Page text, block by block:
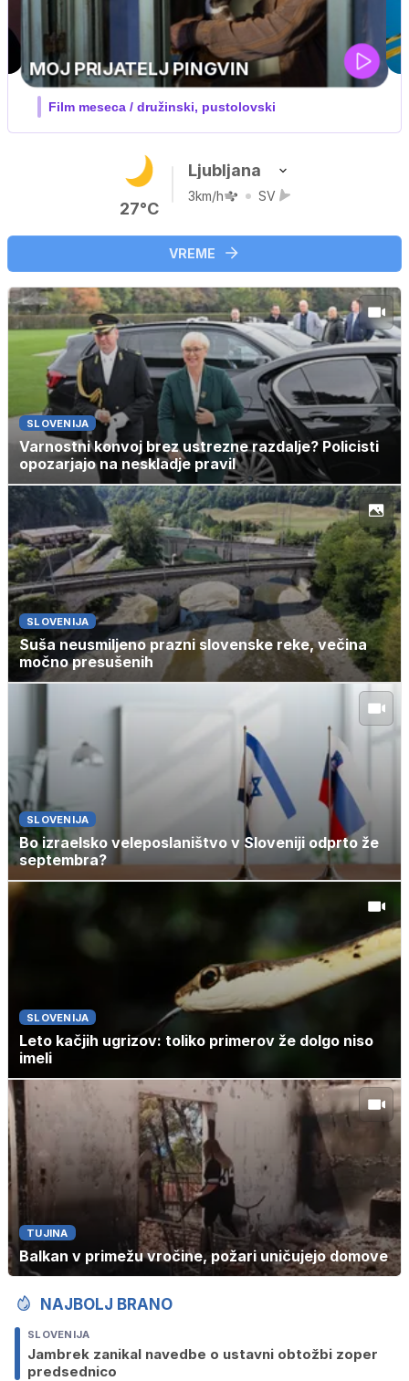
IQ 160
Nova hrvaška serija
27°C
Ljubljana
3km/h SV
VREME
SLOVENIJA
Varnostni konvoj brez ustrezne razdalje? Policisti
opozarjajo na neskladje pravil
SLOVENIJA
Suša neusmiljeno prazni slovenske reke, večina
močno presušenih
SLOVENIJA
Bo izraelsko veleposlaništvo v Sloveniji odprto že
septembra?
SLOVENIJA
Leto kačjih ugrizov: toliko primerov že dolgo niso
imeli
TUJINA
Balkan v primežu vročine, požari uničujejo domove
NAJBOLJ BRANO
SLOVENIJA
Jambrek zanikal navedbe o ustavni obtožbi zoper
predsednico